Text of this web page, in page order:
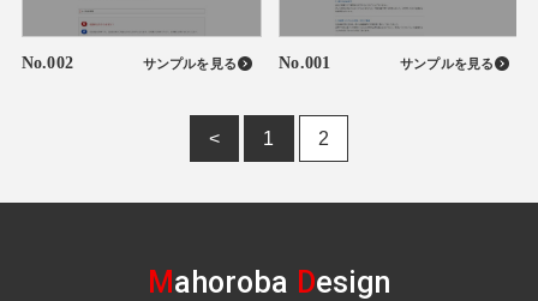
No.002 サンプルを見る No.001 サンプルを見る
< 1 2
M ahoroba Design